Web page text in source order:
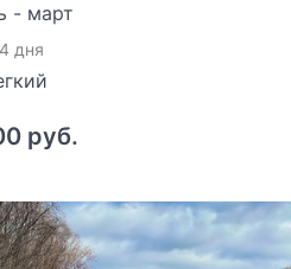
- март
4 дня
руб.